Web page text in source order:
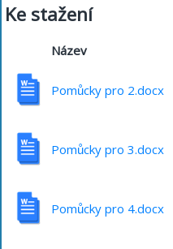
Ke stažení
Název
Pomůcky pro 2.docx
Pomůcky pro 3.docx
Pomůcky pro 4.docx